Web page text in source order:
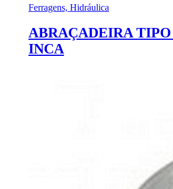
Ferragens, Hidráulica
ABRAÇADEIRA TIPO
INCA